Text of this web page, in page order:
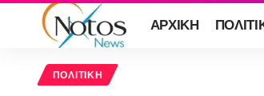
ΑΡΧΙΚΗ
ΠΟΛΙΤΙΚΗ